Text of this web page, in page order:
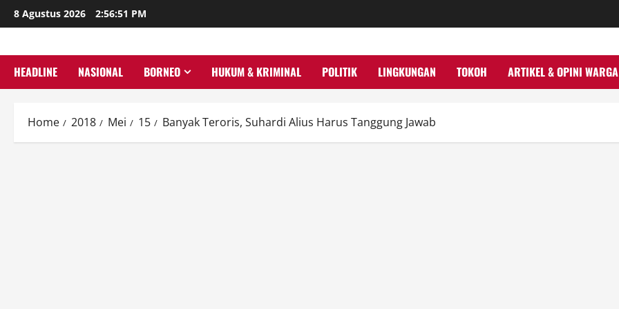
Skip
to
8 Agustus 2026 2:56:52 PM
HEADLINE NASIONAL BORNEO HUKUM & KRIMINAL POLITIK LINGKUNGAN TOKOH ARTIKEL & OPINI WARGA
Home 2018 Mei 15 Banyak Teroris, Suhardi Alius Harus Tanggung Jawab